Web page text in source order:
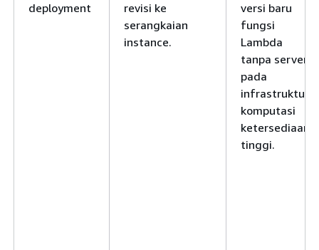
deployment
revisi ke
serangkaian
instance.
versi baru
fungsi
Lambda
tanpa server
pada
infrastruktur
komputasi
ketersediaan
tinggi.